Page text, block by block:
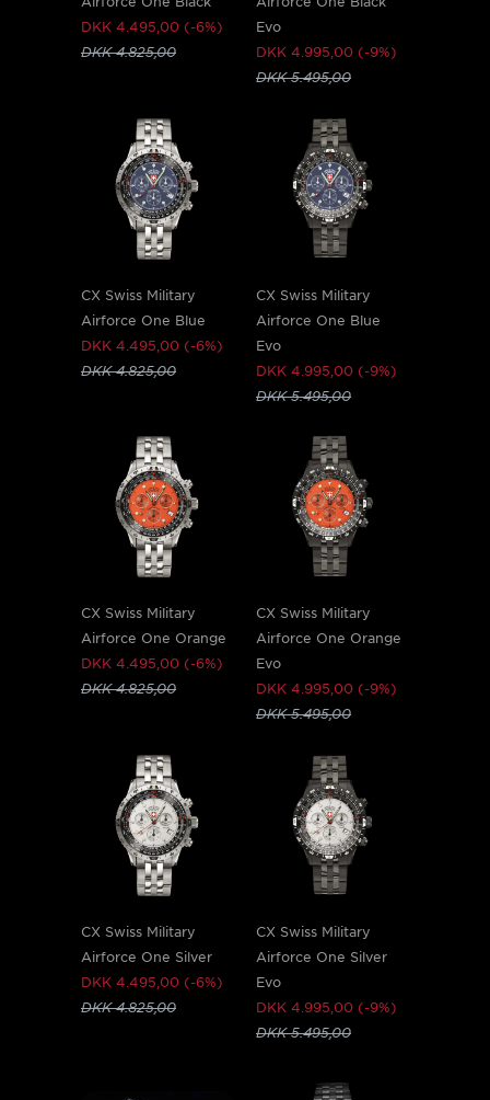
DKK 4.495,00 (-6%)
DKK 4.825,00
Evo
DKK 4.995,00 (-9%)
DKK 5.495,00
CX Swiss Military
Airforce One Blue
DKK 4.495,00 (-6%)
DKK 4.825,00
CX Swiss Military
Airforce One Blue
Evo
DKK 4.995,00 (-9%)
DKK 5.495,00
CX Swiss Military
Airforce One Orange
DKK 4.495,00 (-6%)
DKK 4.825,00
CX Swiss Military
Airforce One Orange
Evo
DKK 4.995,00 (-9%)
DKK 5.495,00
CX Swiss Military
Airforce One Silver
DKK 4.495,00 (-6%)
DKK 4.825,00
CX Swiss Military
Airforce One Silver
Evo
DKK 4.995,00 (-9%)
DKK 5.495,00